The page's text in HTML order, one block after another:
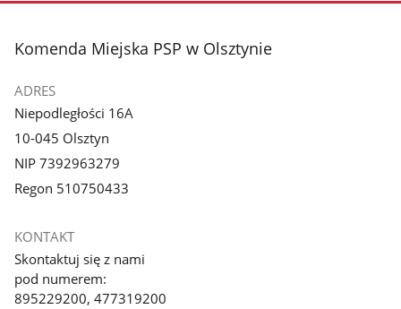
stopka
Komenda Miejska PSP w Olsztynie
ADRES
Niepodległości 16A
10-045 Olsztyn
NIP 7392963279
Regon 510750433
KONTAKT
Skontaktuj się z nami
pod numerem:
895229200, 477319200